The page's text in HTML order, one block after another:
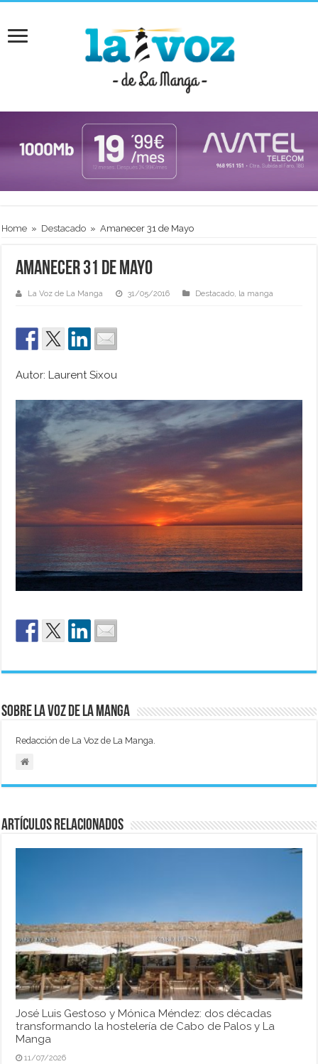
Home » Destacado » Amanecer 31 de Mayo
Amanecer 31 de Mayo
La Voz de La Manga 31/05/2016 Destacado, la manga
Autor: Laurent Sixou
Sobre La Voz de La Manga
Redacción de La Voz de La Manga.
Artículos relacionados
José Luis Gestoso y Mónica Méndez: dos décadas
transformando la hostelería de Cabo de Palos y La
Manga
11/07/2026